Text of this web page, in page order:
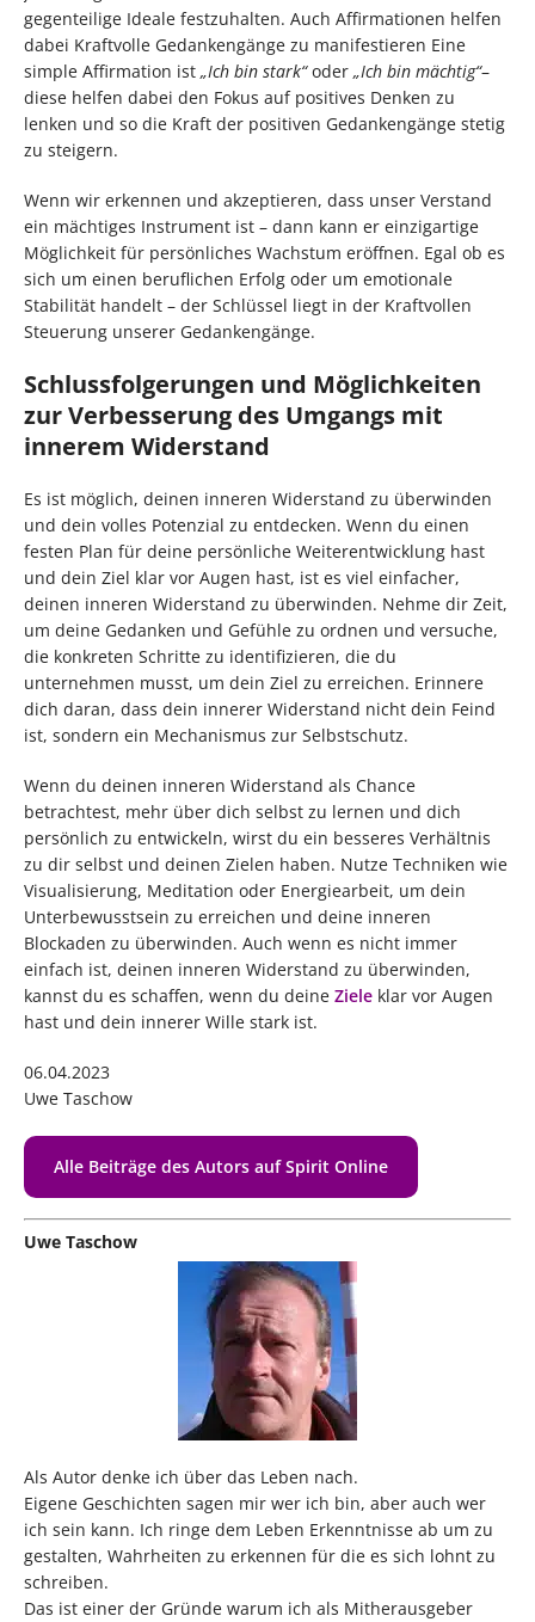
gegenteilige Ideale festzuhalten. Auch Affirmationen helfen
dabei Kraftvolle Gedankengänge zu manifestieren Eine
simple Affirmation ist „Ich bin stark“oder „Ich bin mächtig“–
diese helfen dabei den Fokus auf positives Denken zu
lenken und so die Kraft der positiven Gedankengänge stetig
zu steigern.
Wenn wir erkennen und akzeptieren, dass unser Verstand
ein mächtiges Instrument ist – dann kann er einzigartige
Möglichkeit für persönliches Wachstum eröffnen. Egal ob es
sich um einen beruflichen Erfolg oder um emotionale
Stabilität handelt – der Schlüssel liegt in der Kraftvollen
Steuerung unserer Gedankengänge.
Schlussfolgerungen und Möglichkeiten
zur Verbesserung des Umgangs mit
innerem Widerstand
Es ist möglich, deinen inneren Widerstand zu überwinden
und dein volles Potenzial zu entdecken. Wenn du einen
festen Plan für deine persönliche Weiterentwicklung hast
und dein Ziel klar vor Augen hast, ist es viel einfacher,
deinen inneren Widerstand zu überwinden. Nehme dir Zeit,
um deine Gedanken und Gefühle zu ordnen und versuche,
die konkreten Schritte zu identifizieren, die du
unternehmen musst, um dein Ziel zu erreichen. Erinnere
dich daran, dass dein innerer Widerstand nicht dein Feind
ist, sondern ein Mechanismus zur Selbstschutz.
Wenn du deinen inneren Widerstand als Chance
betrachtest, mehr über dich selbst zu lernen und dich
persönlich zu entwickeln, wirst du ein besseres Verhältnis
zu dir selbst und deinen Zielen haben. Nutze Techniken wie
Visualisierung, Meditation oder Energiearbeit, um dein
Unterbewusstsein zu erreichen und deine inneren
Blockaden zu überwinden. Auch wenn es nicht immer
einfach ist, deinen inneren Widerstand zu überwinden,
kannst du es schaffen, wenn du deine Ziele klar vor Augen
hast und dein innerer Wille stark ist.
06.04.2023
Uwe Taschow
Alle Beiträge des Autors auf Spirit Online
Uwe Taschow
Als Autor denke ich über das Leben nach.
Eigene Geschichten sagen mir wer ich bin, aber auch wer
ich sein kann. Ich ringe dem Leben Erkenntnisse ab um zu
gestalten, Wahrheiten zu erkennen für die es sich lohnt zu
schreiben.
Das ist einer der Gründe warum ich als Mitherausgeber